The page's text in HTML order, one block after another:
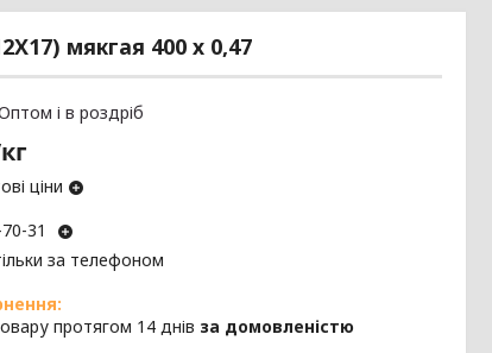
мякгая 400 х 0,47
і в роздріб
ціни
31
за телефоном
протягом 14 днів за домовленістю